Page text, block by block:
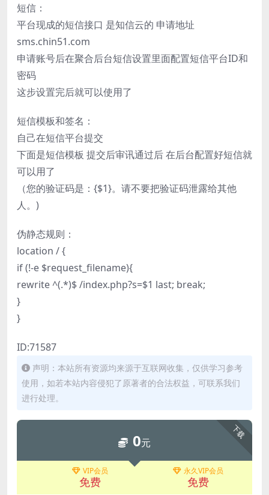
短信：
平台现成的短信接口 是知信云的 申请地址
sms.chin51.com
申请账号后在聚合后台短信设置里面配置短信平台ID和
密码
这步设置完后就可以使用了
短信模板和签名：
自己在短信平台提交
下面是短信模板 提交后审讯通过后 在后台配置好短信就
可以用了
（您的验证码是：{$1}。请不要把验证码泄露给其他
人。)
伪静态规则：
location / {
if (!-e $request_filename){
rewrite ^(.*)$ /index.php?s=$1 last; break;
}
}
ID:71587
声明：本站所有资源均来源于互联网收集，仅供学习参考
使用，如若本站内容侵犯了原著者的合法权益，可联系我们
进行处理。
下载
0元
VIP会员
免费
永久VIP会员
免费